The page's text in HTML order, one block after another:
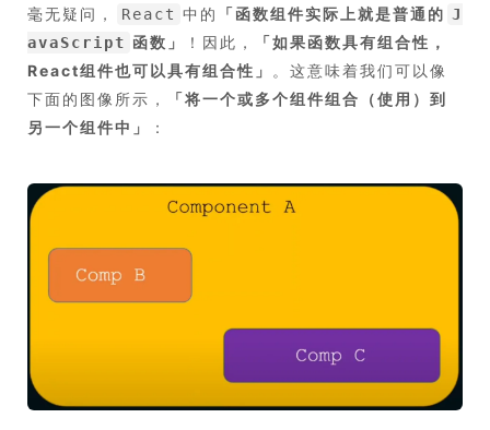
毫无疑问， React 中的 「函数组件实际上就是普通的 J
avaScript 函数 」 ！因此， 「如果函数具有组合性，
React组件也可以具有组合性 」
。这意味着我们可以像
下面的图像所示，
「将一个或多个组件组合（使用）到
另一个组件中 」 ：